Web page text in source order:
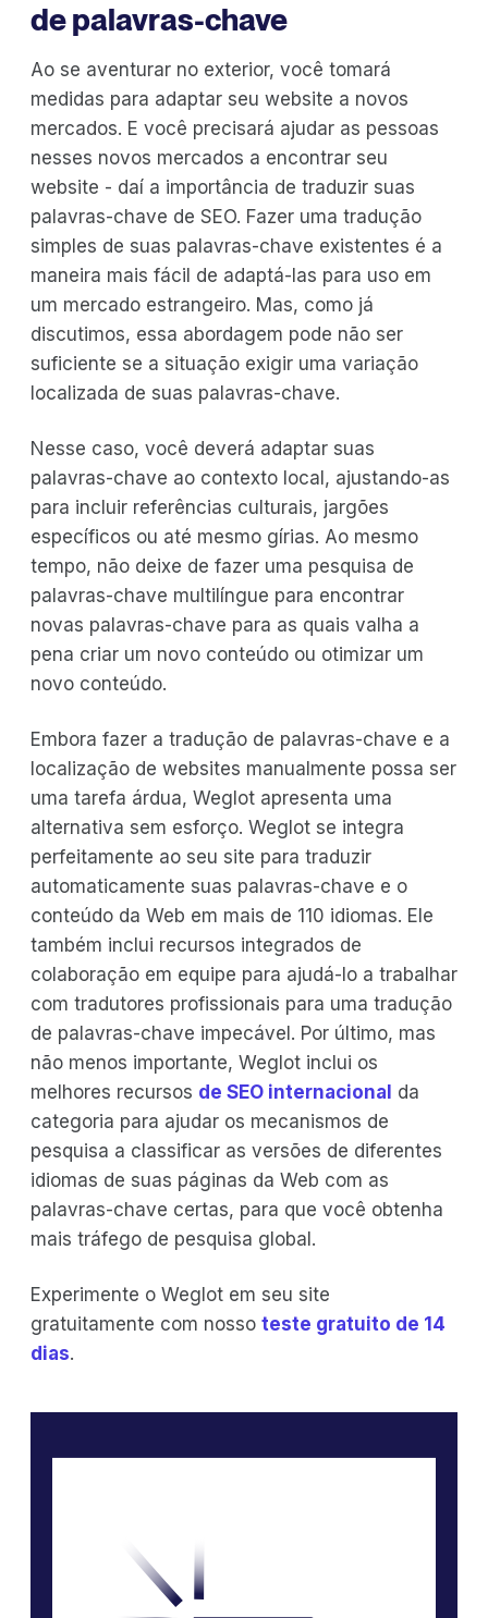
de palavras-chave
Ao se aventurar no exterior, você tomará
medidas para adaptar seu website a novos
mercados. E você precisará ajudar as pessoas
nesses novos mercados a encontrar seu
website - daí a importância de traduzir suas
palavras-chave de SEO. Fazer uma tradução
simples de suas palavras-chave existentes é a
maneira mais fácil de adaptá-las para uso em
um mercado estrangeiro. Mas, como já
discutimos, essa abordagem pode não ser
suficiente se a situação exigir uma variação
localizada de suas palavras-chave.
Nesse caso, você deverá adaptar suas
palavras-chave ao contexto local, ajustando-as
para incluir referências culturais, jargões
específicos ou até mesmo gírias. Ao mesmo
tempo, não deixe de fazer uma pesquisa de
palavras-chave multilíngue para encontrar
novas palavras-chave para as quais valha a
pena criar um novo conteúdo ou otimizar um
novo conteúdo.
Embora fazer a tradução de palavras-chave e a
localização de websites manualmente possa ser
uma tarefa árdua, Weglot apresenta uma
alternativa sem esforço. Weglot se integra
perfeitamente ao seu site para traduzir
automaticamente suas palavras-chave e o
conteúdo da Web em mais de 110 idiomas. Ele
também inclui recursos integrados de
colaboração em equipe para ajudá-lo a trabalhar
com tradutores profissionais para uma tradução
de palavras-chave impecável. Por último, mas
não menos importante, Weglot inclui os
melhores recursos de SEO internacional da
categoria para ajudar os mecanismos de
pesquisa a classificar as versões de diferentes
idiomas de suas páginas da Web com as
palavras-chave certas, para que você obtenha
mais tráfego de pesquisa global.
Experimente o Weglot em seu site
gratuitamente com nosso teste gratuito de 14
dias.